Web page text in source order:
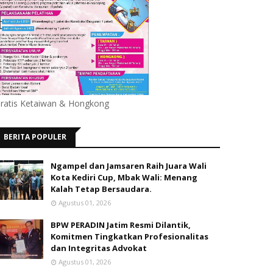
Ketaiwan & Hongkong
BERITA POPULER
Ngampel dan Jamsaren Raih Juara Wali
Kota Kediri Cup, Mbak Wali: Menang
Kalah Tetap Bersaudara.
Agustus 01, 2026
BPW PERADIN Jatim Resmi Dilantik,
Komitmen Tingkatkan Profesionalitas
dan Integritas Advokat
Agustus 01, 2026